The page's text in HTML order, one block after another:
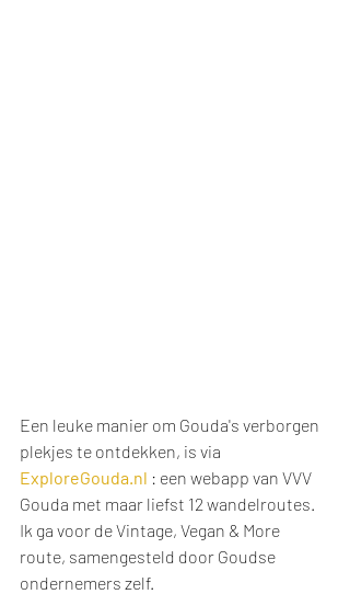
Een leuke manier om Gouda's verborgen
plekjes te ontdekken, is via
ExploreGouda.nl : een webapp van VVV
Gouda met maar liefst 12 wandelroutes.
Ik ga voor de Vintage, Vegan & More
route, samengesteld door Goudse
ondernemers zelf.